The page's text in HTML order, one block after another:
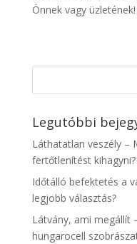
Önnek vagy üzletének!
Legutóbbi
Láthatatlan veszély –
fertőtlenítést kihagyni?
Időtálló befektetés a
legjobb választás?
Látvány, ami megállít
hungarocell